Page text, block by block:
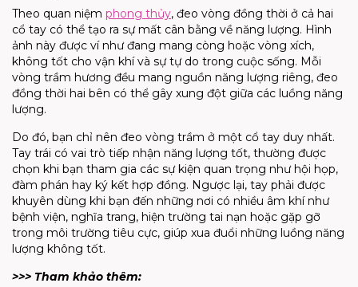
Theo quan niệm phong thủy, đeo vòng đồng thời ở cả hai
cổ tay có thể tạo ra sự mất cân bằng về năng lượng. Hình
ảnh này được ví như đang mang còng hoặc vòng xích,
không tốt cho vận khí và sự tự do trong cuộc sống. Mỗi
vòng trầm hương đều mang nguồn năng lượng riêng, đeo
đồng thời hai bên có thể gây xung đột giữa các luồng năng
lượng.
Do đó, bạn chỉ nên đeo vòng trầm ở một cổ tay duy nhất.
Tay trái có vai trò tiếp nhận năng lượng tốt, thường được
chọn khi bạn tham gia các sự kiện quan trọng như hội họp,
đàm phán hay ký kết hợp đồng. Ngược lại, tay phải được
khuyên dùng khi bạn đến những nơi có nhiều âm khí như
bệnh viện, nghĩa trang, hiện trường tai nạn hoặc gặp gỡ
trong môi trường tiêu cực, giúp xua đuổi những luồng năng
lượng không tốt.
>>> Tham khảo thêm: